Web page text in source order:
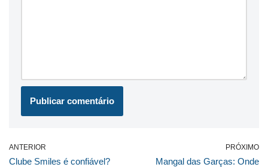
ANTERIOR
Clube Smiles é confiável?
PRÓXIMO
Mangal das Garças: Onde